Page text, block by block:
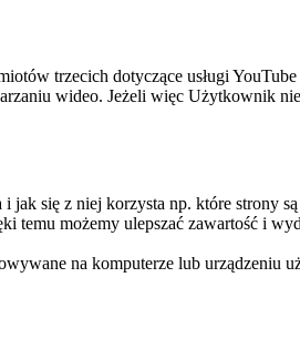
trzecich dotyczące usługi
wideo. Jeżeli więc Użytkownik
jak się z niej korzysta np. które strony
możemy ulepszać zawartość i
na komputerze lub urządzeniu